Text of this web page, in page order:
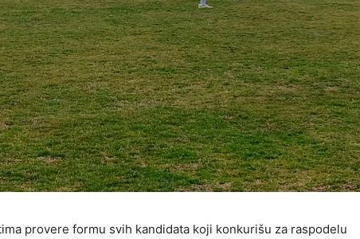
provere formu svih kandidata koji konkurišu za raspodelu